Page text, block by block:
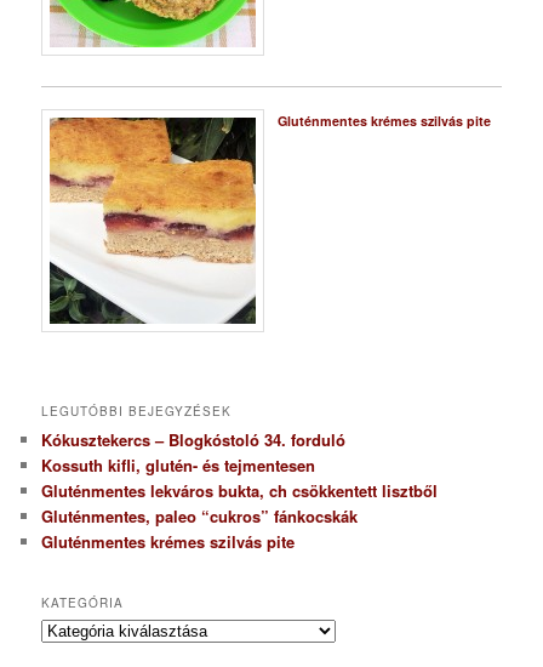
Gluténmentes krémes szilvás pite
LEGUTÓBBI BEJEGYZÉSEK
Kókusztekercs – Blogkóstoló 34. forduló
Kossuth kifli, glutén- és tejmentesen
Gluténmentes lekváros bukta, ch csökkentett lisztből
Gluténmentes, paleo “cukros” fánkocskák
Gluténmentes krémes szilvás pite
KATEGÓRIA
K